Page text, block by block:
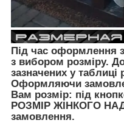
Під час оформлення
з вибором розміру.
зазначених у таблиці
Оформляючи
Вам розмір: під
РОЗМІР ЖІНКОГО
замовлення.